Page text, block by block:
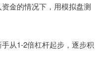
金的情况下，用模拟盘测
从1-2倍杠杆起步，逐步积